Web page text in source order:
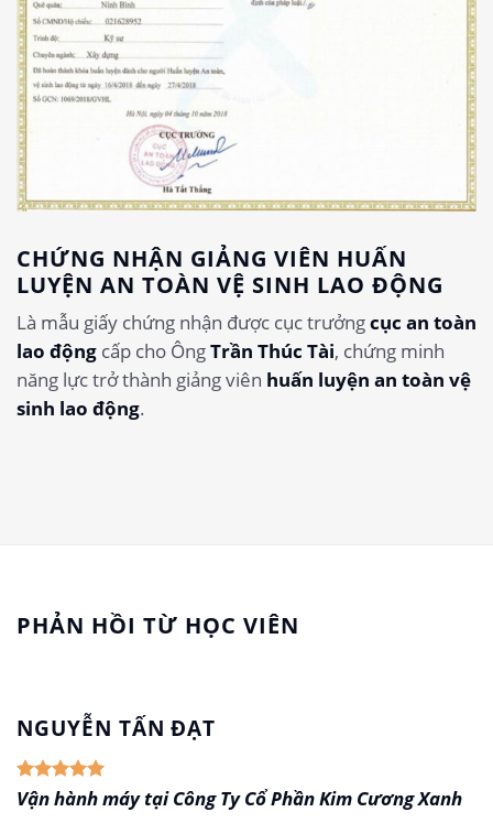
CHỨNG NHẬN GIẢNG VIÊN HUẤN
LUYỆN AN TOÀN VỆ SINH LAO ĐỘNG
Là mẫu giấy chứng nhận được cục trưởngcục an toàn
lao động cấp cho ÔngTrần Thúc Tài, chứng minh
năng lực trở thành giảng viên huấn luyện an toàn vệ
sinh lao động.
PHẢN HỒI TỪ HỌC VIÊN
NGUYỄN TẤN ĐẠT
Vận hành máy tại Công Ty Cổ Phần Kim Cương Xanh